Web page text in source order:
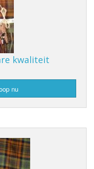
kwaliteit
nu